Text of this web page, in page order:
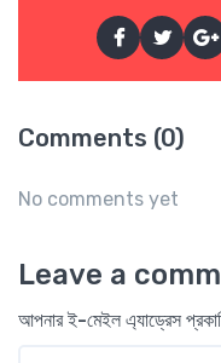
Comments (0)
No comments yet
Leave a
আপনার ই-মেইল এ্যাড্রেস